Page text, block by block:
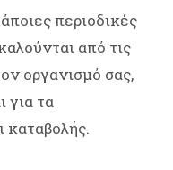
περιοδικές
από τις
οργανισμό σας,
για τα
καταβολής.